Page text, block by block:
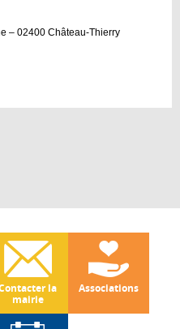
– 02400 Château-Thierry
la
mairie
Associations